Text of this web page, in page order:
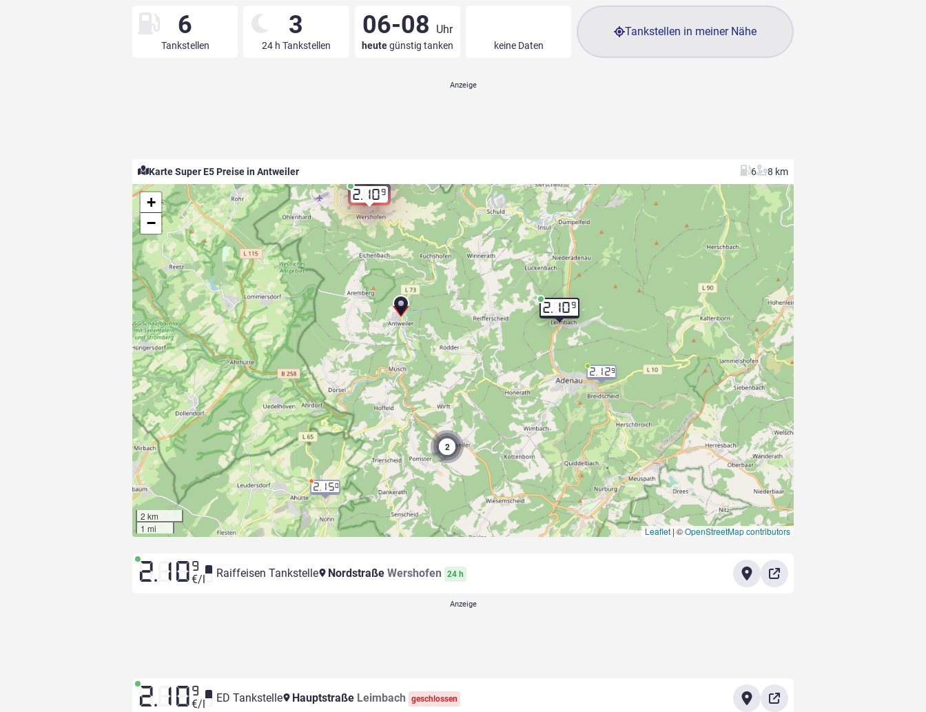
6
Tankstellen
3
24 h Tankstellen
06-08 Uhr
heutegünstig tanken keine Daten
Tankstellen in meiner Nähe
Karte Super E5 Preise in Antweiler 6 8 km
2.109
2.109
2.150
2.129
2
+
−
2 km
1 mi
Leaflet |©OpenStreetMap contributors
2.10 9
€/l Raiffeisen Tankstelle Nordstraße Wershofen 24 h
2.10 9
€/l ED Tankstelle Hauptstraße Leimbach geschlossen